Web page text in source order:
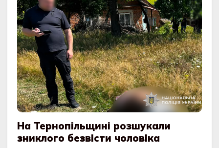
На Тернопільщині розшукали
зниклого безвісти чоловіка